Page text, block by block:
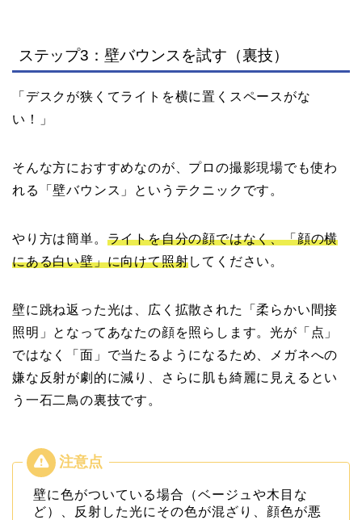
ステップ3：壁バウンスを試す（裏技）
「デスクが狭くてライトを横に置くスペースがな
い！」
そんな方におすすめなのが、プロの撮影現場でも使わ
れる「壁バウンス」というテクニックです。
やり方は簡単。 ライトを自分の顔ではなく、「顔の横
にある白い壁」に向けて照射してください。
壁に跳ね返った光は、広く拡散された「柔らかい間接
照明」となってあなたの顔を照らします。光が「点」
ではなく「面」で当たるようになるため、メガネへの
嫌な反射が劇的に減り、さらに肌も綺麗に見えるとい
う一石二鳥の裏技です。
壁に色がついている場合（ベージュや木目な
ど）、反射した光にその色が混ざり、顔色が悪